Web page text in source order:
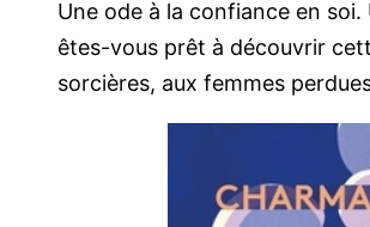
Une ode à la confiance en
êtes-vous prêt à découvrir
sorcières, aux femmes